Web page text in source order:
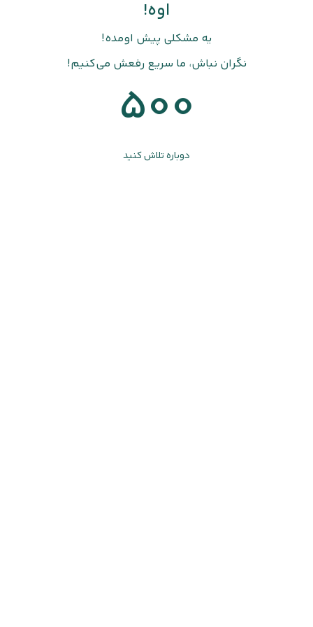
اوه!
یه مشکلی پیش اومده!
نگران نباش، ما سریع رفعش می‌کنیم!
500
دوباره تلاش کنید